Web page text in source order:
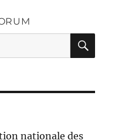
nationale des